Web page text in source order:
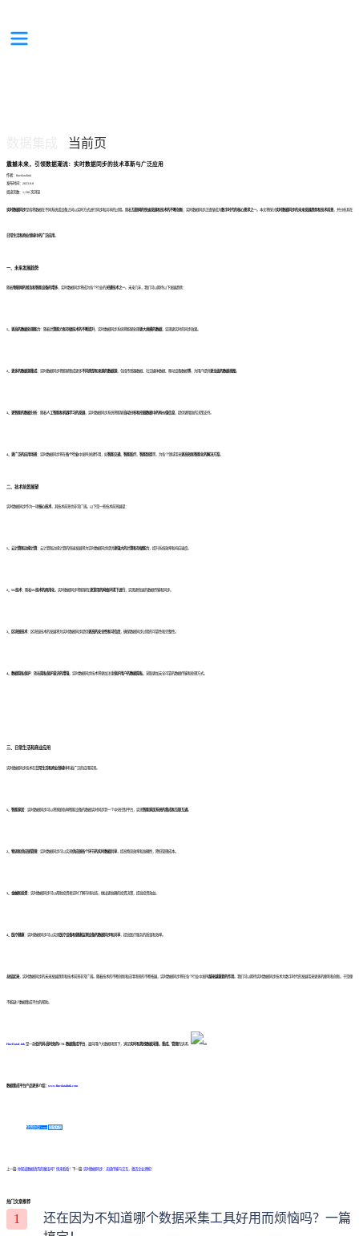
当前页
震撼未来，引领数据潮流：实时数据同步的技术革新与广泛应用
作者：finedatalink
发布时间：2023.8.8
阅读次数：1,190 次浏览
实时数据同步 是指将数据在不同系统或设备之间以实时方式进行同步和共享的过程。随着互联网的快速发展和技术的不断创新，实时数据同步正逐渐成为 数字时代的核心需求之一。本文将探讨实时数据同步的未来发展趋势和技术前景，并分析其在
日常生活和商业领域中的广泛应用
一、未来发展趋势
随着物联网的普及和智能设备的增多，实时数据同步将成为各个行业的关键技术之一。未来几年，我们可以期待以下发展趋势：
1、更高的数据处理能力：随着计算能力和存储技术的不断提升，实时数据同步系统将能够处理更大规模的数据，实现更实时的同步效果。
2、更多的数据源集成：实时数据同步将能够集成更多不同类型和来源的数据源 ，包括传感器数据、社交媒体数据、移动设备数据 等，为用户提供更全面的数据视图。
3、更智能的数据分析：随着人工智能和机器学习的发展，实时数据同步系统将能够自动分析和挖掘数据中的有价值信息 ，提供更精准的决策支持。
4、更广泛的应用场景：实时数据同步将在各个行业中发挥关键作用，如智能交通、智能医疗、智能制造等，为各个领域带来更高效和智能化的解决方案。
二、技术前景展望
实时数据同步作为一项 核心技术，其技术前景也非常广阔。以下是一些技术前景展望：
1、云计算和边缘计算 ：云计算和边缘计算的快速发展将为实时数据同步提供更强大的计算和存储能力 ，提升系统效率和响应速度。
2、5G技术：随着 5G技术的商用化，实时数据同步将能够在更宽带的网络环境下进行 ，实现更快速的数据传输和同步。
3、区块链技术：区块链技术的发展将为实时数据同步提供更高的安全性和可信度，确保数据同步过程的可靠性和完整性。
4、数据隐私保护：随着 隐私保护意识的增强，实时数据同步技术将更加注重 保护用户的数据隐私，采取更加安全可靠的数据传输和处理方式。
三、日常生活和商业应用
实时数据同步技术在 日常生活和商业领域中有着广泛的应用前景。
1、智能家居 ：实时数据同步可以将家庭各种智能设备的数据实时同步到一个中央控制平台，实现智能家居系统的集成和互联互通。
2、物流和供应链管理 ：实时数据同步可以实现供应链各个环节的实时数据共享，提高物流效率和准确性，降低管理成本。
3、金融和投资 ：实时数据同步可以帮助投资者实时了解市场动态，做出更准确的投资决策，提高投资效益。
4、医疗健康 ：实时数据同步可以实现 医疗设备和健康监测设备的数据同步和共享，提高医疗服务的质量和效率。
总结起来，实时数据同步的未来发展趋势和技术前景非常广阔。随着技术的不断创新和应用场景的不断拓展，实时数据同步将在各个行业中发挥 越来越重要的作用 。我们可以期待实时数据同步技术为数字时代的发展带来更多的便利和创新。于是便
不能缺少数据集成平台的帮助。
FineDataLink 是一款低代码/高时效的ETL数据集成平台 ，面向用户大数据场景下，满足实时和离线数据采集、集成、管理 的诉求。
数据集成平台产品更多介绍： www.finedatalink.com
免费体验Demo 咨询方案
上一篇: 你知道数据清洗的魔法吗？快来看看！ 下一篇: 实时数据同步：无缝传输与交互，激活企业潜能！
热门文章推荐
1
还在因为不知道哪个数据采集工具好用而烦恼吗？一篇